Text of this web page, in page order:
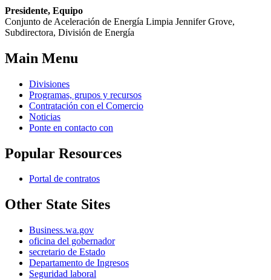
Presidente, Equipo
Conjunto de Aceleración de Energía Limpia Jennifer Grove,
Subdirectora, División de Energía
Main Menu
Divisiones
Programas, grupos y recursos
Contratación con el Comercio
Noticias
Ponte en contacto con
Popular Resources
Portal de contratos
Other State Sites
Business.wa.gov
oficina del gobernador
secretario de Estado
Departamento de Ingresos
Seguridad laboral